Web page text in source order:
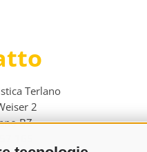
Terlano
2
BZ